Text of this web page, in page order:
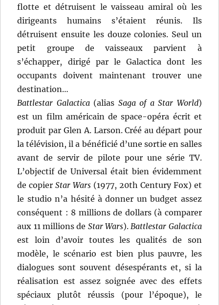
flotte et détruisent le vaisseau amiral où les
dirigeants humains s’étaient réunis. Ils
détruisent ensuite les douze colonies. Seul un
petit groupe de vaisseaux parvient à
s’échapper, dirigé par le Galactica dont les
occupants doivent maintenant trouver une
destination…
Battlestar Galactica(alias Saga of a Star World)
est un film américain de space-opéra écrit et
produit par Glen A. Larson. Créé au départ pour
la télévision, il a bénéficié d’une sortie en salles
avant de servir de pilote pour une série TV.
L’objectif de Universal était bien évidemment
de copierStar Wars (1977, 20th Century Fox) et
le studio n’a hésité à donner un budget assez
conséquent : 8 millions de dollars (à comparer
aux 11 millions de Star Wars).Battlestar Galactica
est loin d’avoir toutes les qualités de son
modèle, le scénario est bien plus pauvre, les
dialogues sont souvent désespérants et, si la
réalisation est assez soignée avec des effets
spéciaux plutôt réussis (pour l’époque), le